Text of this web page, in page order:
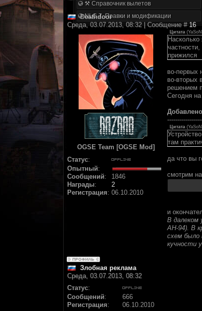
⚒ Справочник вылетов
NLC 7. Правки и модификации
Deathdoor
Среда, 03.07.2013, 08:32 | Сообщение #16
OGSE Team [OGSE Mod]
Статус:
Опытный:
Сообщений:
1846
Награды:
2
Регистрация: 06.10.2010
Цитата (YaSoN
прижился
во-первых
во-вторых
решением
Сегодня
Добавлено
Цитата (YaSoN
там
да что вы
смотрим
и
В далеком
АН-94). В
схем было
кучности
Злобная реклама
Среда, 03.07.2013, 08:32
Статус:
Сообщений:
666
Регистрация: 06.10.2010